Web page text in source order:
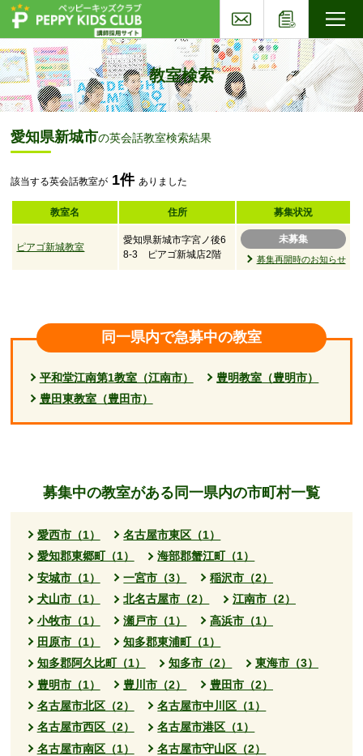
教室検索
愛知県新城市の英会話教室検索結果
該当する英会話教室が 1件 ありました
教室名 住所 募集状況
ピアゴ新城教室
愛知県新城市字宮ノ後6
8-3 ピアゴ新城店2階
未募集
募集再開時のお知らせ
同一県内で急募中の教室
平和堂江南第1教室（江南市）
豊明教室（豊明市）
豊田東教室（豊田市）
募集中の教室がある同一県内の市町村一覧
愛西市（1）
名古屋市東区（1）
愛知郡東郷町（1）
海部郡蟹江町（1）
安城市（1）
一宮市（3）
稲沢市（2）
犬山市（1）
北名古屋市（2）
江南市（2）
小牧市（1）
瀬戸市（1）
高浜市（1）
田原市（1）
知多郡東浦町（1）
知多郡阿久比町（1）
知多市（2）
東海市（3）
豊明市（1）
豊川市（2）
豊田市（2）
名古屋市北区（2）
名古屋市中川区（1）
名古屋市西区（2）
名古屋市港区（1）
名古屋市南区（1）
名古屋市守山区（2）